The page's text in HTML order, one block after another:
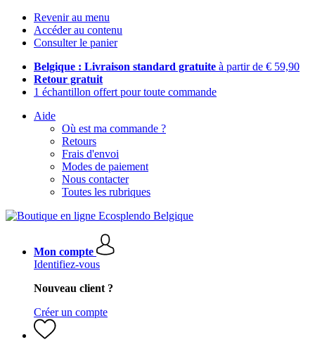
Revenir au menu
Accéder au contenu
Consulter le panier
Belgique : Livraison standard gratuite à partir de € 59,90
Retour gratuit
1 échantillon offert pour toute commande
Aide
Où est ma commande ?
Retours
Frais d'envoi
Modes de paiement
Nous contacter
Toutes les rubriques
Mon compte
Identifiez-vous
Nouveau client ?
Créer un compte